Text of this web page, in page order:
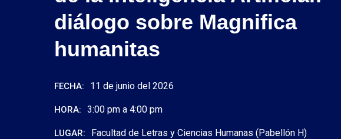
diálogo sobre Magnifica
humanitas
FECHA: 11 de junio del 2026
HORA: 3:00 pm a 4:00 pm
LUGAR: Facultad de Letras y Ciencias Humanas (Pabellón H)